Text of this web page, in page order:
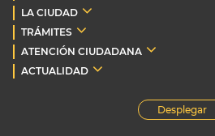
LA CIUDAD
TRÁMITES
ATENCIÓN CIUDADANA
ACTUALIDAD
Desplegar